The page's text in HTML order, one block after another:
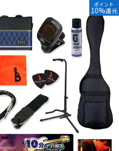
アコギ/エレアコ
ウクレレ
パーカッション
電子ピアノ
ポイント
10%還元